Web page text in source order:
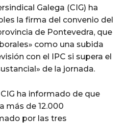
Galega (CIG) ha
la firma del convenio del
de Pontevedra, que
como una subida
con el IPC si supera el
de la jornada.
ha informado de que
más de 12.000
por las tres